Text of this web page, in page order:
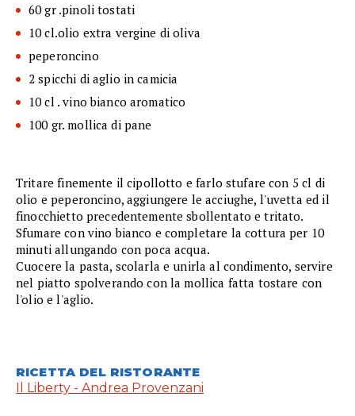
60 gr .pinoli tostati
10 cl.olio extra vergine di oliva
peperoncino
2 spicchi di aglio in camicia
10 cl . vino bianco aromatico
100 gr. mollica di pane
Tritare finemente il cipollotto e farlo stufare con 5 cl di
olio e peperoncino, aggiungere le acciughe, l'uvetta ed il
finocchietto precedentemente sbollentato e tritato.
Sfumare con vino bianco e completare la cottura per 10
minuti allungando con poca acqua.
Cuocere la pasta, scolarla e unirla al condimento, servire
nel piatto spolverando con la mollica fatta tostare con
l'olio e l'aglio.
RICETTA DEL RISTORANTE
Il Liberty - Andrea Provenzani